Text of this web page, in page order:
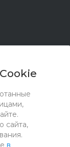
сайта,
в
Все права